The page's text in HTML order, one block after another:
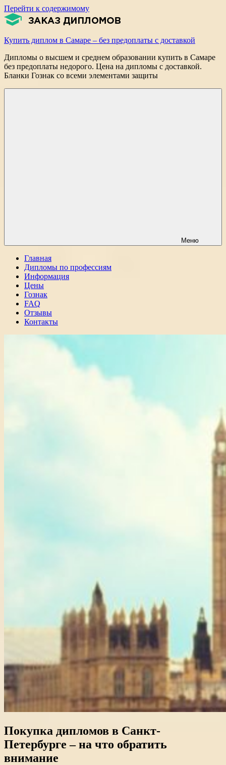
Перейти к содержимому
Купить диплом в Самаре – без предоплаты с доставкой
Дипломы о высшем и среднем образовании купить в Самаре
без предоплаты недорого. Цена на дипломы с доставкой.
Бланки Гознак со всеми элементами защиты
Меню
Главная
Дипломы по профессиям
Информация
Цены
Гознак
FAQ
Отзывы
Контакты
Покупка дипломов в Санкт-
Петербурге – на что обратить
внимание